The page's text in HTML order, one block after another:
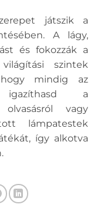
játszik a
A lágy,
és fokozzák a
szintek
hogy mindig az
igazíthasd a
vagy
lámpatestek
így alkotva